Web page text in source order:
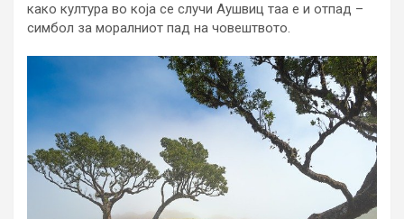
како култура во која се случи Аушвиц таа е и отпад –
симбол за моралниот пад на човештвото.